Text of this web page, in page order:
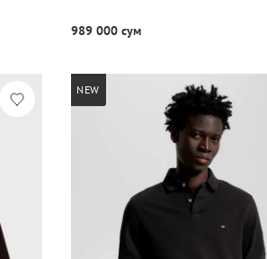
989 000 сум
NEW